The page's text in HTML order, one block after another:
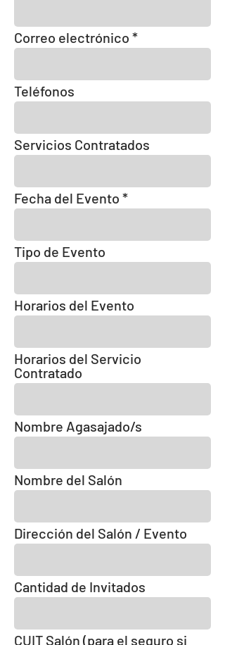
Correo electrónico
Teléfonos
Servicios Contratados
Fecha del Evento
Tipo de Evento
Horarios del Evento
Horarios del Servicio
Contratado
Nombre Agasajado/s
Nombre del Salón
Dirección del Salón / Evento
Cantidad de Invitados
CUIT Salón (para el seguro si